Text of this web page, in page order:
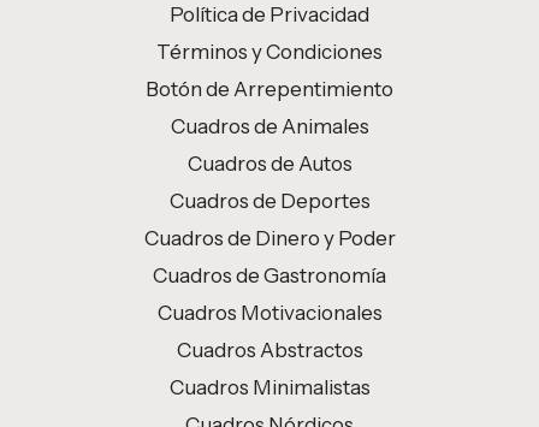
Política de Privacidad
Términos y Condiciones
Botón de Arrepentimiento
Cuadros de Animales
Cuadros de Autos
Cuadros de Deportes
Cuadros de Dinero y Poder
Cuadros de Gastronomía
Cuadros Motivacionales
Cuadros Abstractos
Cuadros Minimalistas